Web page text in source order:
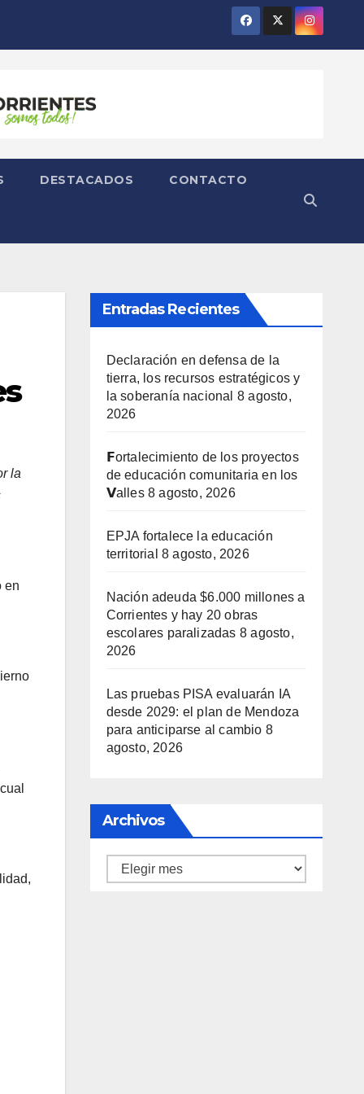
DESTACADOS CONTACTO
la
en
Entradas Recientes
Declaración en defensa de la
tierra, los recursos estratégicos y
la soberanía nacional 8 agosto,
2026
𝗙ortalecimiento de los proyectos
de educación comunitaria en los
𝗩alles 8 agosto, 2026
EPJA fortalece la educación
territorial 8 agosto, 2026
Nación adeuda $6.000 millones a
Corrientes y hay 20 obras
escolares paralizadas 8 agosto,
2026
Las pruebas PISA evaluarán IA
desde 2029: el plan de Mendoza
para anticiparse al cambio 8
agosto, 2026
Archivos
Archivos